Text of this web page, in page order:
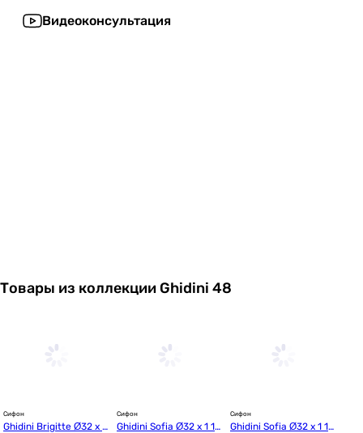
Видеоконсультация
Товары из коллекции Ghidini 48
Сифон
Ghidini Brigitte Ø32 х 1
Сифон
Ghidini Sofia Ø32 х 1 1/
Сифон
Ghidini Sofia Ø32 х 1 1/